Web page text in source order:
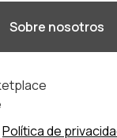
Sobre nosotros
Política de